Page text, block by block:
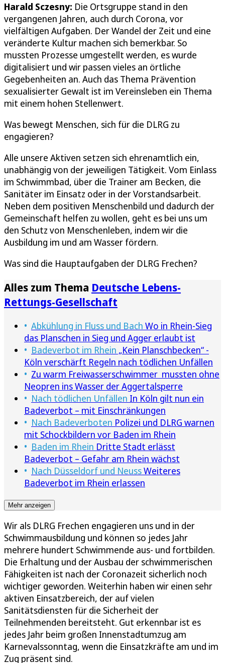
Harald Sczesny: Die Ortsgruppe stand in den
vergangenen Jahren, auch durch Corona, vor
vielfältigen Aufgaben. Der Wandel der Zeit und eine
veränderte Kultur machen sich bemerkbar. So
mussten Prozesse umgestellt werden, es wurde
digitalisiert und wir passen vieles an örtliche
Gegebenheiten an. Auch das Thema Prävention
sexualisierter Gewalt ist im Vereinsleben ein Thema
mit einem hohen Stellenwert.
Was bewegt Menschen, sich für die DLRG zu
engagieren?
Alle unsere Aktiven setzen sich ehrenamtlich ein,
unabhängig von der jeweiligen Tätigkeit. Vom Einlass
im Schwimmbad, über die Trainer am Becken, die
Sanitäter im Einsatz oder in der Vorstandsarbeit.
Neben dem positiven Menschenbild und dadurch der
Gemeinschaft helfen zu wollen, geht es bei uns um
den Schutz von Menschenleben, indem wir die
Ausbildung im und am Wasser fördern.
Was sind die Hauptaufgaben der DLRG Frechen?
Alles zum Thema Deutsche Lebens-
Rettungs-Gesellschaft
Abkühlung in Fluss und Bach Wo in Rhein-Sieg
das Planschen in Sieg und Agger erlaubt ist
Badeverbot im Rhein „Kein Planschbecken“ -
Köln verschärft Regeln nach tödlichen Unfällen
Zu warm Freiwasserschwimmer mussten ohne
Neopren ins Wasser der Aggertalsperre
Nach tödlichen Unfällen In Köln gilt nun ein
Badeverbot – mit Einschränkungen
Nach Badeverboten Polizei und DLRG warnen
mit Schockbildern vor Baden im Rhein
Baden im Rhein Dritte Stadt erlässt
Badeverbot – Gefahr am Rhein wächst
Nach Düsseldorf und NeussWeiteres
Badeverbot im Rhein erlassen
Mehr anzeigen
Wir als DLRG Frechen engagieren uns und in der
Schwimmausbildung und können so jedes Jahr
mehrere hundert Schwimmende aus- und fortbilden.
Die Erhaltung und der Ausbau der schwimmerischen
Fähigkeiten ist nach der Coronazeit sicherlich noch
wichtiger geworden. Weiterhin haben wir einen sehr
aktiven Einsatzbereich, der auf vielen
Sanitätsdiensten für die Sicherheit der
Teilnehmenden bereitsteht. Gut erkennbar ist es
jedes Jahr beim großen Innenstadtumzug am
Karnevalssonntag, wenn die Einsatzkräfte am und im
Zug präsent sind.